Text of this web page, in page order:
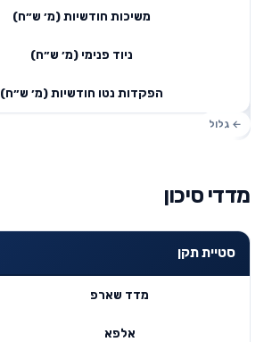
משיכות חודשיות (מ׳ ש״ח)
ניוד פנימי (מ׳ ש״ח)
הפקדות נטו חודשיות (מ׳ ש״ח)
מדדי סיכון
סטיית תקן
מדד שארפ
אלפא